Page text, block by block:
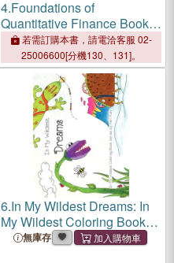
4.Foundations of
Quantitative Finance Book
IV: Distribution Functions
and Expectations
若需訂購本書，請電洽客服 02-
25006600[分機130、131]。
6.In My Wildest Dreams: In
My Wildest Coloring Book
Series - Expanded
無庫存